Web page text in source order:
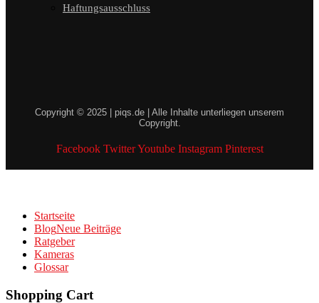
Haftungsausschluss
Copyright © 2025 | piqs.de | Alle Inhalte unterliegen unserem
Copyright.
Facebook Twitter Youtube Instagram Pinterest
Startseite
BlogNeue Beiträge
Ratgeber
Kameras
Glossar
Shopping Cart